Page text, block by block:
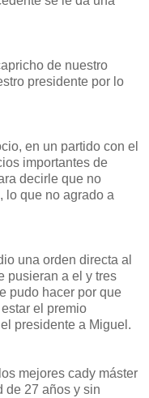
de nuestro
presidente por lo
en un partido con el
importantes de
decirle que no
lo que no agrado a
una orden directa al
pusieran a el y tres
pudo hacer por que
el premio
presidente a Miguel.
mejores cady máster
de 27 años y sin